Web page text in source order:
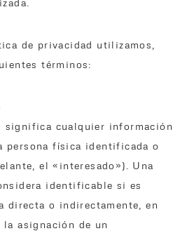
de privacidad utilizamos,
términos:
significa cualquier información
persona física identificada o
el «interesado»). Una
identificable si es
directa o indirectamente, en
asignación de un